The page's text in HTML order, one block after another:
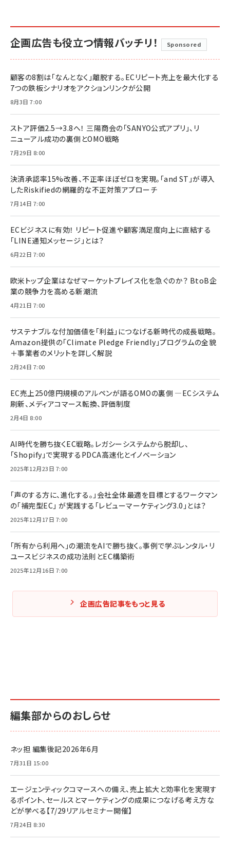
企画広告も役立つ情報バッチリ！ Sponsored
顧客の8割は「なんとなく」離脱する。ECリピート売上を最大化する
7つの鉄板シナリオをアクションリンクが公開
8月3日 7:00
ストア評価2.5→3.8へ！ 三陽商会の「SANYO公式アプリ」、リ
ニューアル成功の裏側とOMO戦略
7月29日 8:00
決済承認率15%改善、不正率ほぼゼロを実現。「and ST」が導入
したRiskifiedの網羅的な不正対策アプローチ
7月14日 7:00
ECビジネスに有効！ リピート促進や顧客満足度向上に直結する
「LINE通知メッセージ」とは？
6月22日 7:00
欧米トップ企業はなぜマーケットプレイス化を急ぐのか？ BtoB企
業の競争力を高める新潮流
4月21日 7:00
サステナブルな付加価値を「利益」につなげる新時代の成長戦略。
Amazon提供の「Climate Pledge Friendly」プログラムの全貌
＋事業者のメリットを詳しく解説
2月24日 7:00
EC売上250億円規模のアルペンが語るOMOの裏側 ―ECシステム
刷新、メディアコマース転換、評価制度
2月4日 8:00
AI時代を勝ち抜くEC戦略。レガシーシステムから脱却し、
「Shopify」で実現するPDCA高速化とイノベーション
2025年12月23日 7:00
「声のする方に、進化する。」会社全体最適を目標とするワークマン
の「補完型EC」 が実践する「レビューマーケティング3.0」とは？
2025年12月17日 7:00
「所有から利用へ」の潮流をAIで勝ち抜く。事例で学ぶレンタル・リ
ユースビジネスの成功法則とEC構築術
2025年12月16日 7:00
企画広告記事をもっと見る
編集部からのおしらせ
ネッ担 編集後記2026年6月
7月31日 15:00
エージェンティックコマースへの備え、売上拡大と効率化を実現す
るポイント、セールスとマーケティングの成果につなげる考え方な
どが学べる【7/29リアルセミナー開催】
7月24日 8:30